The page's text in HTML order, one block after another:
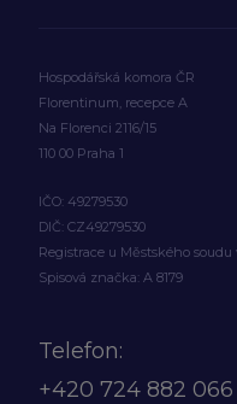
Hospodářská komora ČR
Florentinum, recepce A
Na Florenci 2116/15
110 00 Praha 1
IČO: 49279530
DIČ: CZ49279530
Registrace u Městského soudu
Spisová značka: A 8179
Telefon:
+420 724 882 066